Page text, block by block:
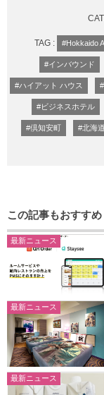
TAG : #Hokkaido
#インバウンド
#ハイアット ハウス
#ビジネスホテル
#倶知安町 #北海道
この記事もおすすめ
最新ニュース
最新ニュース
最新ニュース